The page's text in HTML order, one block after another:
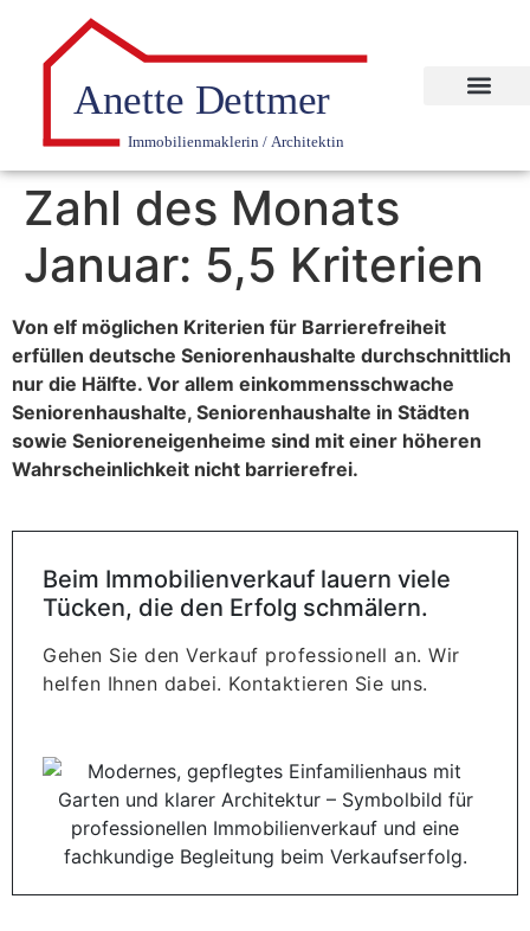
Zahl des Monats
Januar: 5,5 Kriterien
Von elf möglichen Kriterien für Barrierefreiheit
erfüllen deutsche Seniorenhaushalte durchschnittlich
nur die Hälfte. Vor allem einkommensschwache
Seniorenhaushalte, Seniorenhaushalte in Städten
sowie Senioreneigenheime sind mit einer höheren
Wahrscheinlichkeit nicht barrierefrei.
Beim Immobilienverkauf lauern viele
Tücken, die den Erfolg schmälern.
Gehen Sie den Verkauf professionell an. Wir
helfen Ihnen dabei. Kontaktieren Sie uns.